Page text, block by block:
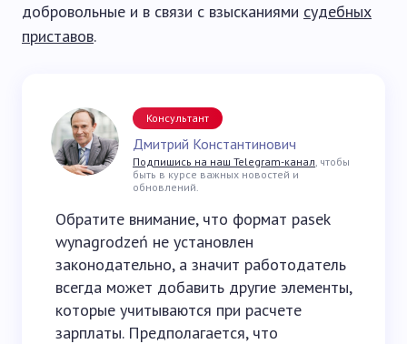
добровольные и в связи с взысканиями судебных
приставов.
Консультант
Дмитрий Константинович
Подпишись на наш Telegram-канал, чтобы
быть в курсе важных новостей и
обновлений.
Обратите внимание, что формат pasek
wynagrodzeń не установлен
законодательно, а значит работодатель
всегда может добавить другие элементы,
которые учитываются при расчете
зарплаты. Предполагается, что